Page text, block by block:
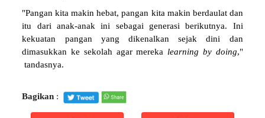
"Pangan kita makin hebat, pangan kita makin berdaulat dan
itu dari anak-anak ini sebagai generasi berikutnya. Ini
kekuatan pangan yang dikenalkan sejak dini dan
dimasukkan ke sekolah agar mereka learning by doing,"
tandasnya.
Bagikan :